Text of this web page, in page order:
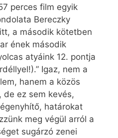
perces film egyik
Bereczky
a második kötetben
ének második
atyáink 12. pontja
Igaz, nem a
hanem a közös
de ez sem kevés,
határokat
meg végül arról a
sugárzó zenei